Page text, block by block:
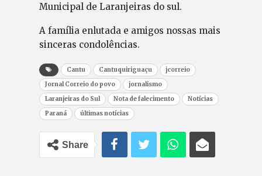
Municipal de Laranjeiras do sul.
A família enlutada e amigos nossas mais
sinceras condolências.
Cantu Cantuquiriguaçu
jcorreio
Jornal Correio do povo
jornalismo
Laranjeiras do Sul
Nota de falecimento
Notícias
Paraná
últimas notícias
Share